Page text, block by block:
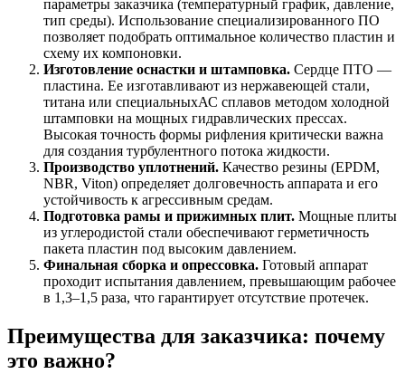
параметры заказчика (температурный график, давление,
тип среды). Использование специализированного ПО
позволяет подобрать оптимальное количество пластин и
схему их компоновки.
Изготовление оснастки и штамповка. Сердце ПТО —
пластина. Ее изготавливают из нержавеющей стали,
титана или специальныхАС сплавов методом холодной
штамповки на мощных гидравлических прессах.
Высокая точность формы рифления критически важна
для создания турбулентного потока жидкости.
Производство уплотнений. Качество резины (EPDM,
NBR, Viton) определяет долговечность аппарата и его
устойчивость к агрессивным средам.
Подготовка рамы и прижимных плит. Мощные плиты
из углеродистой стали обеспечивают герметичность
пакета пластин под высоким давлением.
Финальная сборка и опрессовка. Готовый аппарат
проходит испытания давлением, превышающим рабочее
в 1,3–1,5 раза, что гарантирует отсутствие протечек.
Преимущества для заказчика: почему
это важно?